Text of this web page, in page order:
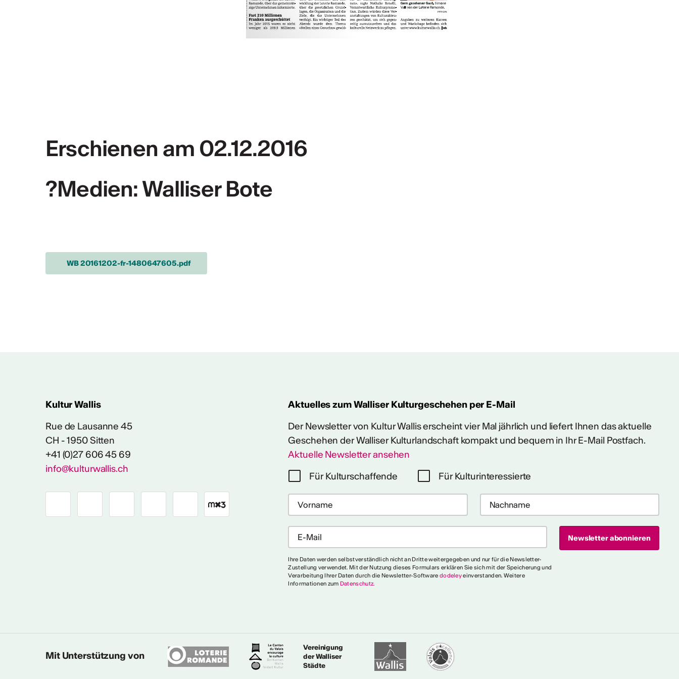
MEHR INFOS & KONTAKT Tätigkeitsbericht
Erschienen am 02.12.2016
?Medien: Walliser Bote
WB 20161202-fr-1480647605.pdf
Kultur Wallis
Rue de Lausanne 45
CH - 1950 Sitten
+41 (0)27 606 45 69
info@kulturwallis.ch
Aktuelles zum Walliser Kulturgeschehen per E-Mail
Der Newsletter von Kultur Wallis erscheint vier Mal jährlich und liefert Ihnen das aktuelle
Geschehen der Walliser Kulturlandschaft kompakt und bequem in Ihr E-Mail Postfach.
Aktuelle Newsletter ansehen
Für Kulturschaffende
Für Kulturinteressierte
Ihre Daten werden selbstverständlich nicht an Dritte weitergegeben und nur für die Newsletter-
Zustellung verwendet. Mit der Nutzung dieses Formulars erklären Sie sich mit der Speicherung und
Verarbeitung Ihrer Daten durch die Newsletter-Software dodeleyeinverstanden. Weitere
Informationen zum Datenschutz.
Mit Unterstützung von
Vereinigung
der Walliser
Städte